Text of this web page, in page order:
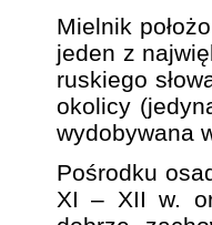
Mielnik
jeden z
ruskiego
okolicy
wydobywana
Pośrodku
XI – XII w.